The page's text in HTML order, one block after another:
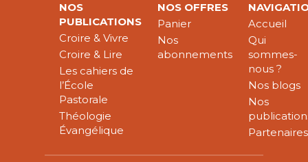
NOS
PUBLICATIONS
Croire & Vivre
Croire & Lire
Les cahiers de
l’École
Pastorale
Théologie
Évangélique
NOS OFFRES
Panier
Nos
abonnements
Accueil
Qui
sommes-
nous ?
Nos blogs
Nos
Partenaires